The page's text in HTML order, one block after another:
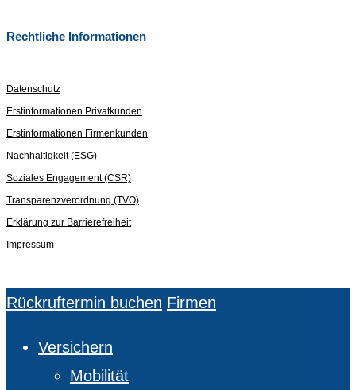
Rechtliche Informationen
Datenschutz
Erstinformationen Privatkunden
Erstinformationen Firmenkunden
Nachhaltigkeit (ESG)
Soziales Engagement (CSR)
Transparenzverordnung (TVO)
Erklärung zur Barrierefreiheit
Impressum
Close
Rückruftermin buchen Firmen
Versichern
Mobilität